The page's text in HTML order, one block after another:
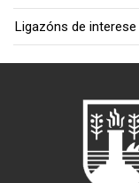
Ligazóns de interese